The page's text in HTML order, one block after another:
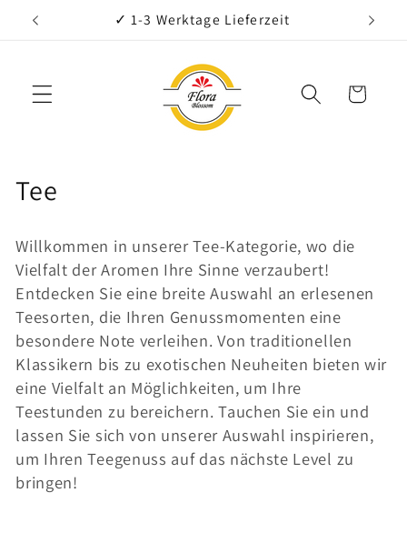
zum
✓ 1-3 Werktage Lieferzeit
Warenkorb
K
t
e
g
o
r
i
e
:
Tee
Willkommen in unserer Tee-Kategorie, wo die
Vielfalt der Aromen Ihre Sinne verzaubert!
Entdecken Sie eine breite Auswahl an erlesenen
Teesorten, die Ihren Genussmomenten eine
besondere Note verleihen. Von traditionellen
Klassikern bis zu exotischen Neuheiten bieten wir
eine Vielfalt an Möglichkeiten, um Ihre
Teestunden zu bereichern. Tauchen Sie ein und
lassen Sie sich von unserer Auswahl inspirieren,
um Ihren Teegenuss auf das nächste Level zu
bringen!